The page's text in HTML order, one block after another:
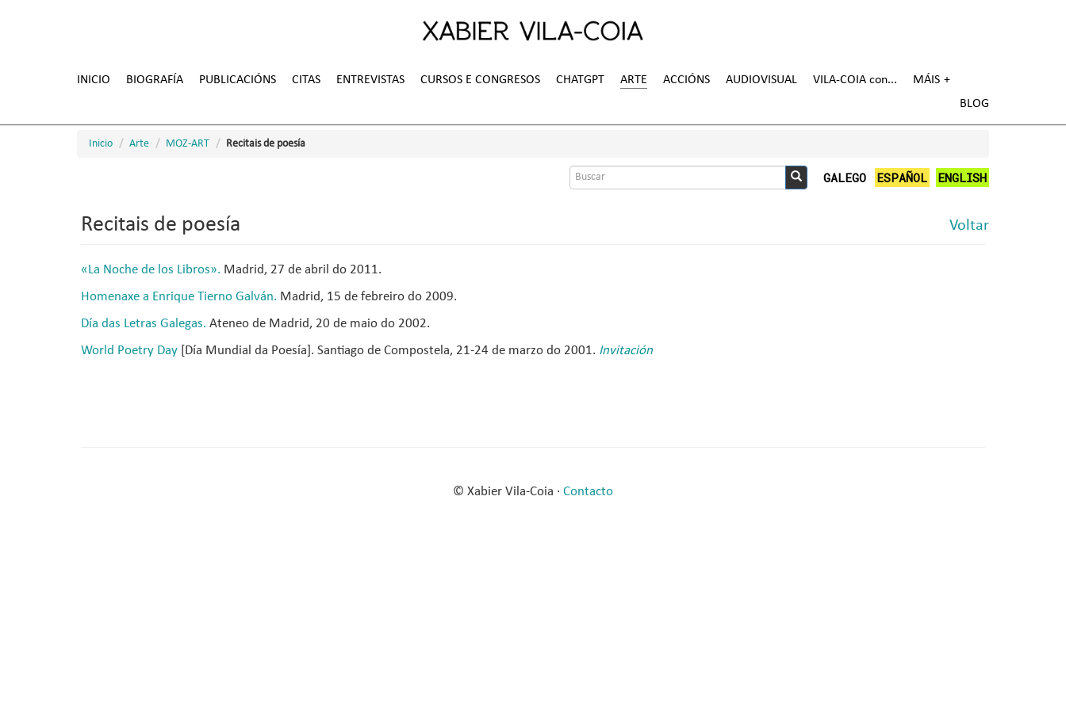
INICIO BIOGRAFÍA PUBLICACIÓNS CITAS ENTREVISTAS CURSOS E CONGRESOS CHATGPT ARTE ACCIÓNS AUDIOVISUAL VILA-COIA con
MÁIS
BLOG
Inicio Arte MOZ-ART Recitais de poesía
Formulario
GALEGO ESPAÑOL ENGLISH
Recitais de poesía Voltar
«La Noche de los Libros». Madrid, 27 de abril do 2011.
Homenaxe a Enrique Tierno Galván. Madrid, 15 de febreiro do 2009.
Día das Letras Galegas. Ateneo de Madrid, 20 de maio do 2002.
World Poetry Day [Día Mundial da Poesía]. Santiago de Compostela, 21-24 de marzo do 2001. Invitación
© Xabier Vila-Coia · Contacto